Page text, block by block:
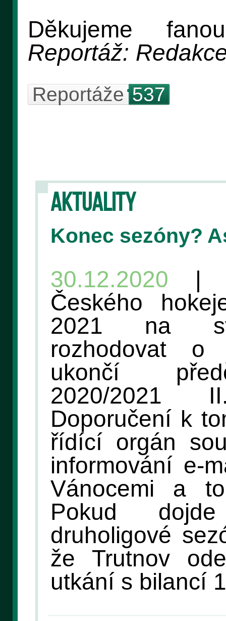
AKTUALITY
Konec sezóny?
30.12.2020 |
Českého
2021 na
rozhodovat
ukončí
2020/
Doporučení k
řídící orgán
informování e-
Vánocemi a
Pokud
druholigové
že Trutnov
utkání s bilancí
Děkujeme
Reportáž:
Reportáže 537